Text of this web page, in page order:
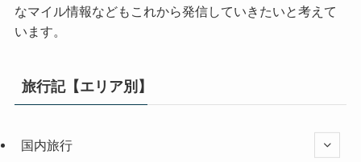
なマイル情報などもこれから発信していきたいと考えて
います。
旅行記【エリア別】
国内旅行